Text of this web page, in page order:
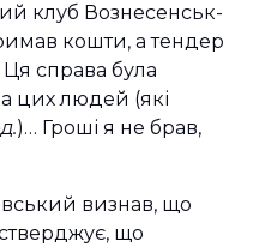
клуб Вознесенськ-
кошти, а тендер
Ця справа була
цих людей (які
)… Гроші я не брав,
визнав, що
стверджує, що